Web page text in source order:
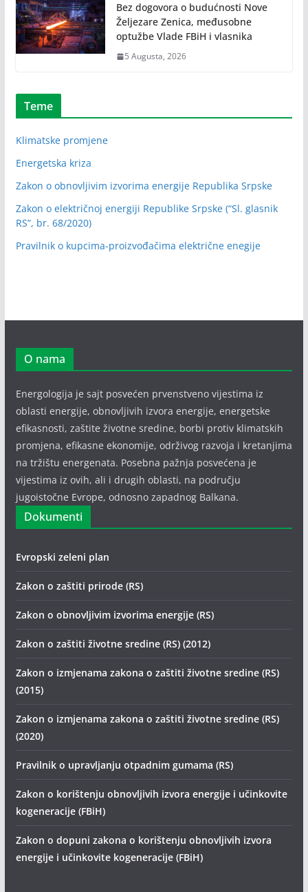
Bez dogovora o budućnosti Nove
Željezare Zenica, međusobne
optužbe Vlade FBiH i vlasnika
5 Augusta, 2026
Teme
Klimatske promjene
Energetska kriza
Zakon o obnovljivim izvorima energije Republika Srpske
Zakon o električnoj energiji Republike Srpske (“Sl. glasnik
RS”, br. 68/2020)
Pravilnik o kupcima-proizvođačima električne enegije
O nama
Energologija je sajt posvećen prvenstveno vijestima iz
oblasti energije, obnovljivih izvora energije, energetske
efikasnosti, zaštite životne sredine, borbi protiv klimatskih
promjena, efikasne ekonomije, održivog razvoja i kretanjima
na tržištu energenata. Posebna pažnja posvećena je
vijestima iz ovih, ali i drugih oblasti, na području
jugoistočne Evrope, odnosno zapadnog Balkana.
Dokumenti
Evropski zeleni plan
Zakon o zaštiti prirode (RS)
Zakon o obnovljivim izvorima energije (RS)
Zakon o zaštiti životne sredine (RS) (2012)
Zakon o izmjenama zakona o zaštiti životne sredine (RS)
(2015)
Zakon o izmjenama zakona o zaštiti životne sredine (RS)
(2020)
Pravilnik o upravljanju otpadnim gumama (RS)
Zakon o korištenju obnovljivih izvora energije i učinkovite
kogeneracije (FBiH)
Zakon o dopuni zakona o korištenju obnovljivih izvora
energije i učinkovite kogeneracije (FBiH)